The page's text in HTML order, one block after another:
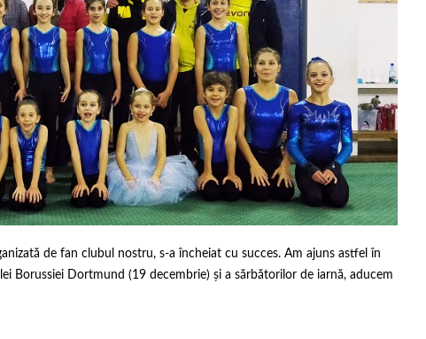
de fan clubul nostru, s-a încheiat cu succes. Am ajuns astfel în
Borussiei Dortmund (19 decembrie) și a sărbătorilor de iarnă, aducem